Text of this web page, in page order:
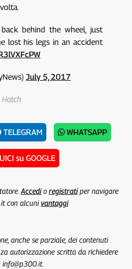
behind the wheel, just
lost his legs in an accident
July 5, 2017
Hatch
TELEGRAM WHATSAPP
su GOOGLE
Accedio registratiper navigare
con alcunivantaggi
anche se parziale, dei contenuti
autorizzazione scritta da richiedere
info@p300.it.